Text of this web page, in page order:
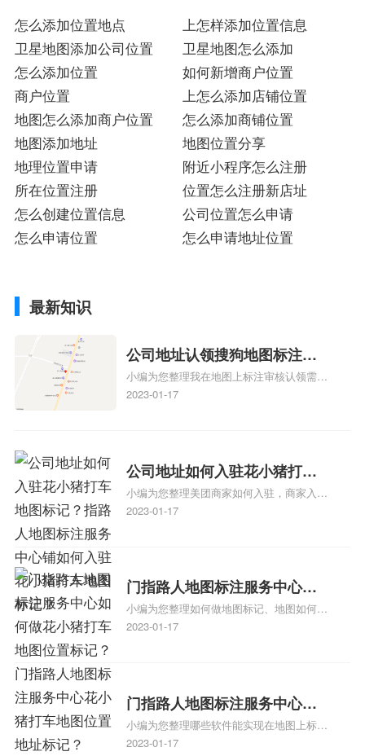
怎么添加位置地点
上怎样添加位置信息
卫星地图添加公司位置
卫星地图怎么添加
怎么添加位置
如何新增商户位置
商户位置
上怎么添加店铺位置
地图怎么添加商户位置
怎么添加商铺位置
地图添加地址
地图位置分享
地理位置申请
附近小程序怎么注册
所在位置注册
位置怎么注册新店址
怎么创建位置信息
公司位置怎么申请
怎么申请位置
怎么申请地址位置
最新知识
公司地址认领搜狗地图标注多
久审核？公司地址认领地图标
注多久审核？
小编为您整理我在地图上标注审核认领需要
多久、我在地图上标注审核认领需要多久
情可查看下方正文！
2023-01-17
公司地址如何入驻花小猪打车
地图标记？指路人地图标注服
务中心铺如何入驻花小猪打车
小编为您整理美团商家如何入驻，商家入驻
教程、商家如何入驻地图、如何入驻地:、
2023-01-17
门指路人地图标注服务中心如
何做花小猪打车地图位置标
记？门指路人地图标注服务中
小编为您整理如何做地图标记、地图如何做
标记、so搜街景中如何做标记、360e启花贷
关地图标注知识，详情可查看下方正文！
2023-01-17
门指路人地图标注服务中心地
图位置地址标记？门指路人地
小编为您整理哪些软件能实现在地图上标记
门指路人地图标注服务中心位置、门指路人
2023-01-17